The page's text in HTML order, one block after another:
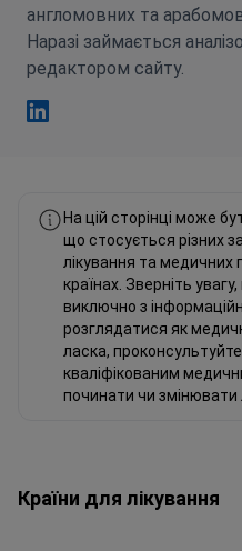
англомовних та
Наразі займається
редактором сайту.
На цій сторінці може
що стосується різних
лікування та медичних
країнах. Зверніть
виключно з
розглядатися як
ласка,
кваліфікованим
починати чи змінювати
Країни для лікування